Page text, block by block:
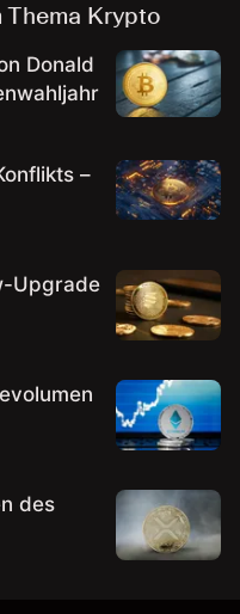
Krypto
Donald
–
Upgrade
des